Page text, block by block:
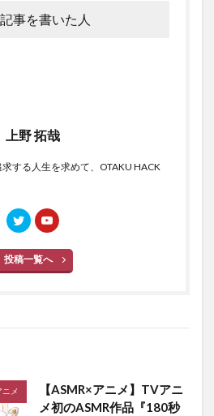
事を書いた人
上野 拓哉
する人生を求めて、OTAKU HACK
投稿一覧へ
ニメ
【ASMR×アニメ】TVアニ
メ初のASMR作品『180秒